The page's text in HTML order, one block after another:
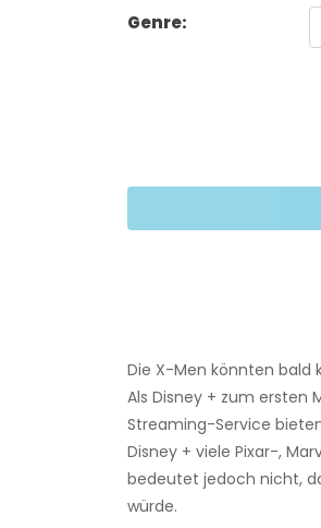
Genre:
Die X-Men könnten bald
Als Disney + zum ersten
Streaming-Service
Disney + viele Pixar-,
bedeutet jedoch nicht,
würde.